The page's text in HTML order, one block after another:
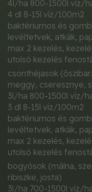
4l/ha 800-1500l víz/
4 dl 8-15l víz/100m2
baktériumos és
levéltetvek, atkák,
max 2 kezelés,
utolsó kezelés
csonthéjasok
meggy, cseresznye,
3l/ha 800-1500l víz/
3 dl 8-15l víz/100m2
baktériumos és
levéltetvek, atkák,
max 2 kezelés,
utolsó kezelés
bogyósok (málna,
ribiszke, josta)
3l/ha 700-1500l víz/